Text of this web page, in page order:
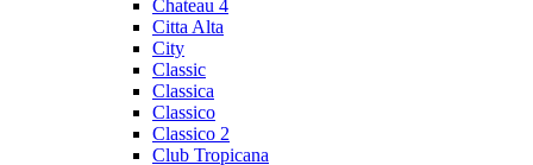
Chateau 4
Citta Alta
City
Classic
Classica
Classico
Classico 2
Club Tropicana